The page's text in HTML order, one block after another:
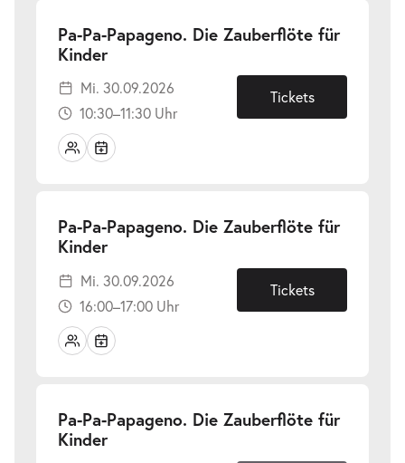
Pa-Pa-Papageno. Die Zauberflöte für
Kinder-
30.09.2026
Mi. 30.09.2026
10:30–11:30 Uhr
Tickets
Pa-Pa-Papageno. Die Zauberflöte für
Kinder-
30.09.2026
Mi. 30.09.2026
16:00–17:00 Uhr
Tickets
Pa-Pa-Papageno. Die Zauberflöte für
Kinder-